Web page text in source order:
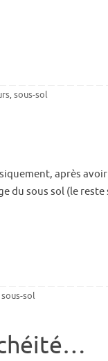
, sous-sol
après
du sous sol (le
sous-sol